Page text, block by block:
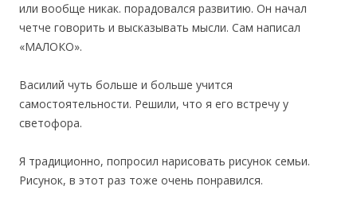
или вообще никак. порадовался развитию. Он начал
четче говорить и высказывать мысли. Сам написал
«МАЛОКО».
Василий чуть больше и больше учится
самостоятельности. Решили, что я его встречу у
светофора.
Я традиционно, попросил нарисовать рисунок семьи.
Рисунок, в этот раз тоже очень понравился.